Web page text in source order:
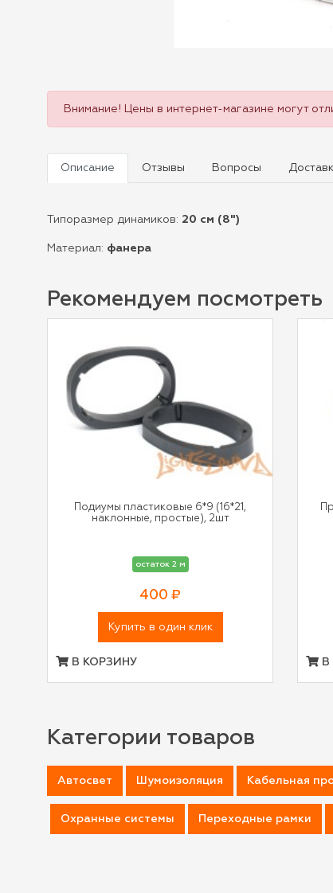
Внимание! Цены в интернет-магазине могут
Описание Отзывы Вопросы
Типоразмер динамиков: 20 см (8")
Материал: фанера
Рекомендуем посмотреть
Подиумы пластиковые 6*9 (16*21,
наклонные, простые), 2шт
остаток 2 м
400 ₽
Купить в один клик
В КОРЗИНУ В
Категории товаров
Автосвет Шумоизоляция Кабельная
Охранные системы Переходные рамки